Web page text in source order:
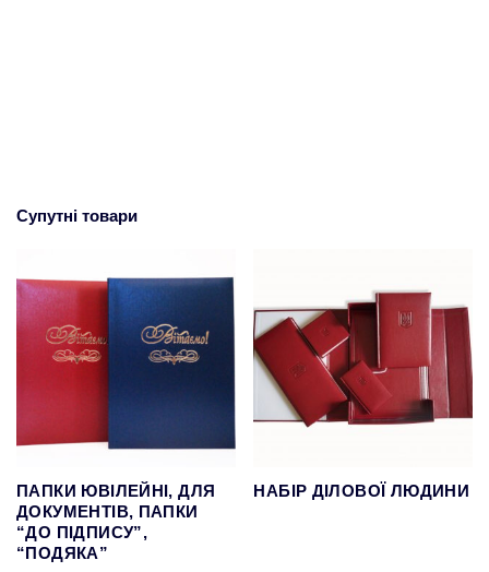
Супутні товари
ПАПКИ ЮВІЛЕЙНІ, ДЛЯ
ДОКУМЕНТІВ, ПАПКИ
“ДО ПІДПИСУ”,
“ПОДЯКА”
НАБІР ДІЛОВОЇ ЛЮДИНИ